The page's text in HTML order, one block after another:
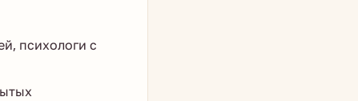
психологи с